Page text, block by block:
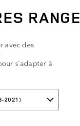
RANGE
avec des
s'adapter à
2021)